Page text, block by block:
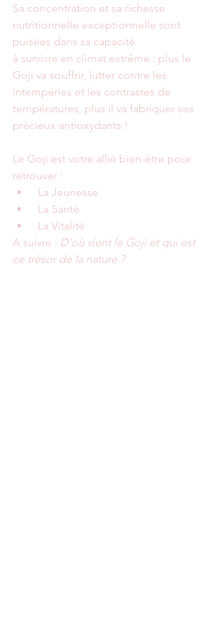
Sa concentration et sa richesse
nutritionnelle exceptionnelle sont
puisées dans sa capacité
à survivre en climat extrême : plus le
Goji va souffrir, lutter contre les
intempéries et les contrastes de
températures, plus il va fabriquer ses
précieux antioxydants !
Le Goji est votre allié bien-être pour
retrouver :
La Jeunesse
La Santé
La Vitalité
A suivre : D’où vient le Goji et qui est
ce trésor de la nature ?